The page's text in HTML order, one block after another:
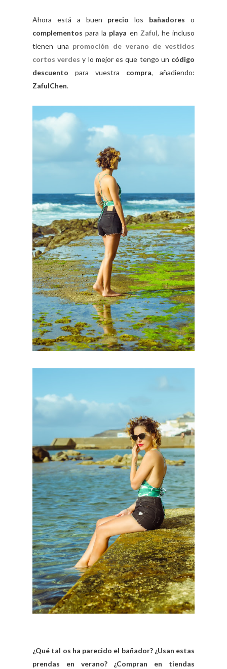
Ahora está a buen precio los bañadores o
complementos para la playa en Zaful, he incluso
tienen una promoción de verano de vestidos
cortos verdes y lo mejor es que tengo un código
descuento para vuestra compra, añadiendo:
ZafulChen.
¿Qué tal os ha parecido el bañador? ¿Usan estas
prendas en verano? ¿Compran en tiendas